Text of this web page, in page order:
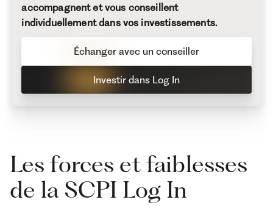
accompagnent et vous conseillent
individuellement dans vos investissements.
Investir dans Log In
Échanger avec un conseiller
Les forces et faiblesses
de la SCPI Log In